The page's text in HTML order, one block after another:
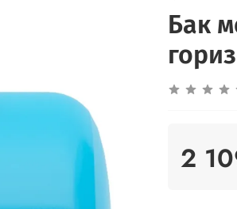
Бак
2